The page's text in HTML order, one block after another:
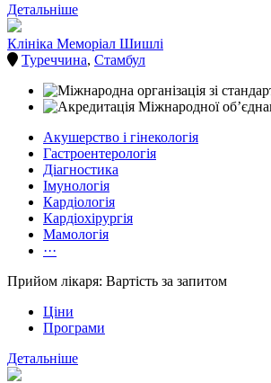
Детальніше
Клініка Меморіал Шишлі
Туреччина, Стамбул
Акушерство і гінекологія
Гастроентерологія
Діагностика
Імунологія
Кардіологія
Кардіохірургія
Мамологія
···
Прийом лікаря: Вартість за запитом
Ціни
Програми
Детальніше